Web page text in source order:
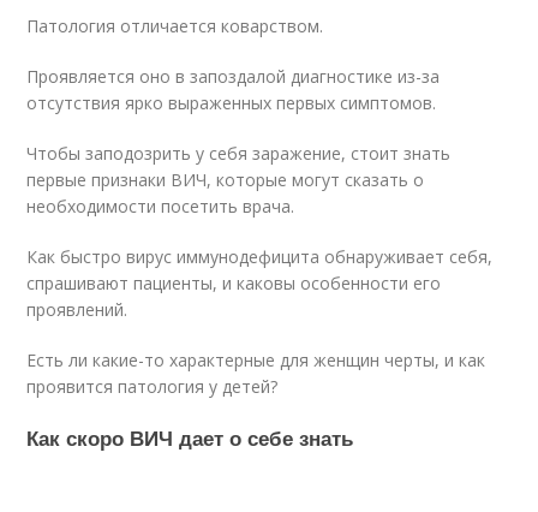
Патология отличается коварством.
Проявляется оно в запоздалой диагностике из-за
отсутствия ярко выраженных первых симптомов.
Чтобы заподозрить у себя заражение, стоит знать
первые признаки ВИЧ, которые могут сказать о
необходимости посетить врача.
Как быстро вирус иммунодефицита обнаруживает себя,
спрашивают пациенты, и каковы особенности его
проявлений.
Есть ли какие-то характерные для женщин черты, и как
проявится патология у детей?
Как скоро ВИЧ дает о себе знать